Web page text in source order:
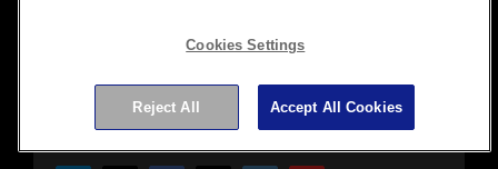
Síguenos para mantenerte actualizado y
conectado
Cookies Settings
Reject All Accept All Cookies